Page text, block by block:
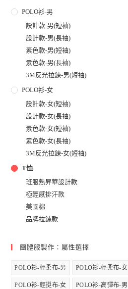
POLO衫-男
設計款-男(短袖)
設計款-男(長袖)
素色款-男(短袖)
素色款-男(長袖)
3M反光拉鍊-男(短袖)
POLO衫-女
設計款-女(短袖)
設計款-女(長袖)
素色款-女(短袖)
素色款-女(長袖)
3M反光拉鍊-女(短袖)
T恤
班服熱昇華設計款
極輕感排汗款
美國棉
品牌拉鍊款
團體服製作：屬性選擇
POLO衫-輕柔布-男 POLO衫-輕柔布-女
POLO衫-輕挺布-女 POLO衫-高彈布-男